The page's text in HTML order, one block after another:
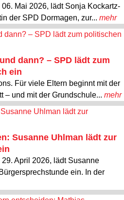
Mai 2026, lädt Sonja Kockartz-
der SPD Dormagen, zur... mehr
dann? – SPD lädt zum
ein
Für viele Eltern beginnt mit der
– und mit der Grundschule... mehr
Susanne Uhlman lädt zur
April 2026, lädt Susanne
ein. In der